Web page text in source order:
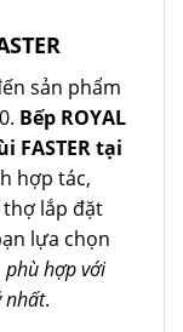
sản phẩm
Bếp ROYAL
FASTER tại
hợp tác,
thợ lắp đặt
lựa chọn
phù hợp với
nhất.